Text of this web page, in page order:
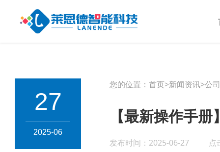
您的位置： 首页>新闻资讯>公
【最新操作手
发布时间：2025-06-27 点
27
2025-06